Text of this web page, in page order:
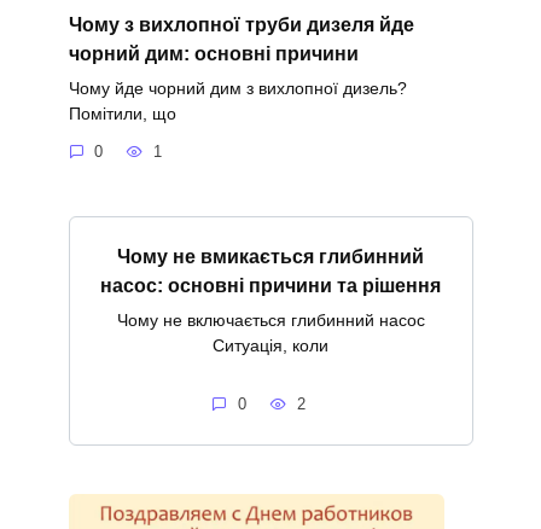
Чому з вихлопної труби дизеля йде
чорний дим: основні причини
Чому йде чорний дим з вихлопної дизель?
Помітили, що
0 1
Чому не вмикається глибинний
насос: основні причини та рішення
Чому не включається глибинний насос
Ситуація, коли
0 2